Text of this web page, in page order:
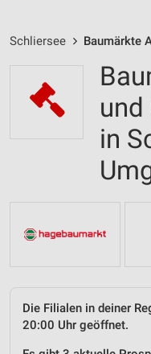
Schliersee Baumärkte
in
Die Filialen in deiner
20:00 Uhr geöffnet.